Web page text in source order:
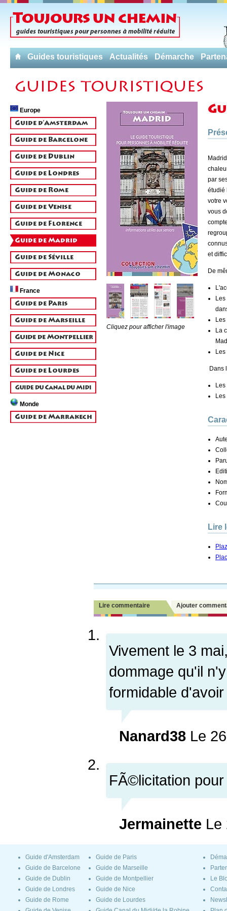
Guides touristiques Actualités Démarche
Europe
France
Monde
Cliquez pour afficher l'image
par
étudié
votre
vous
et
De
Les
La
Dans
Les
Les
Lire
Lire commentaire Ajouter
Vivement le 3
dommage qu'il
formidable
Nanard38 Le
FÃ©licitation
Jermainette Le
Guide d'Amsterdam
Guide de Barcelone
Guide de Dublin
Guide de Londres
Guide de Rome
Guide de Paris
Guide de Marseille
Guide de Montpellier
Guide de Nice
Guide de Lourdes
Le